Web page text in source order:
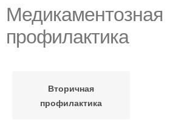
Медикаментозная
профилактика
Вторичная
профилактика